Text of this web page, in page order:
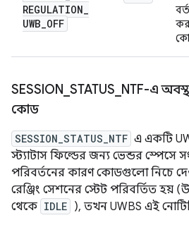
REGULATION_
UWB_OFF
SESSION STATUS NTF-এ
কোড
SESSION_STATUS_NTF এ একটি
স্ট্যাটাস ফিল্ডের জন্য ভেন্ডর স্পেসে
পরিবর্তনের কারণ কোডগুলো নিচে
রেঞ্জিং সেশনের স্টেট পরিবর্তিত হয়
থেকে IDLE ), তখন UWBS এই